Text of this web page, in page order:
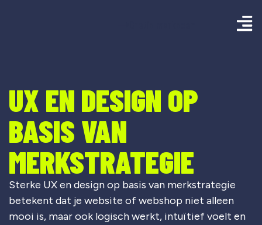
UX EN DESIGN OP
BASIS VAN
MERKSTRATEGIE
Sterke UX en design op basis van merkstrategie
betekent dat je website of webshop niet alleen
mooi is, maar ook logisch werkt, intuïtief voelt en